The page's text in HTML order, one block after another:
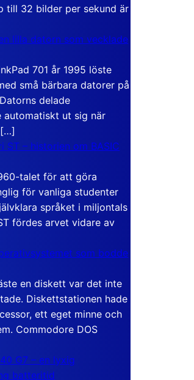
till 32 bilder per sekund är
lilla datorn som vecklade
701 år 1995 löste
små bärbara datorer på
delade
ut sig när
– historien om BASIC
talet för att göra
för vanliga studenter
språket i miljontals
fördes arvet vidare av
som bodde
en diskett var det inte
Diskettstationen hade
ett eget minne och
Commodore DOS
G7 – en lyxig
batteritid